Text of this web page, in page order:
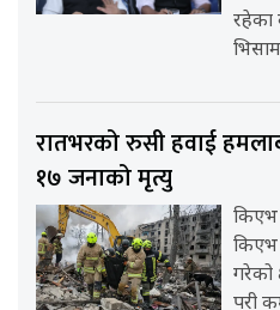
रहेका
रातभरको रुसी हवाई
१७ जनाको मृत्यु
किएभ
किएभ
गरेको
परी